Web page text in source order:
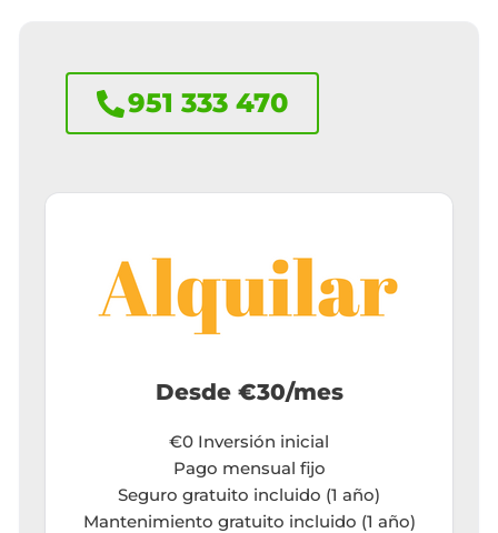
contenido
951 333 470
Desde €30/mes
€0 Inversión inicial
Pago mensual fijo
Seguro gratuito incluido (1 año)
Mantenimiento gratuito incluido (1 año)